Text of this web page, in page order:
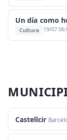
Un día como
Cultura 19/07
Castellcir